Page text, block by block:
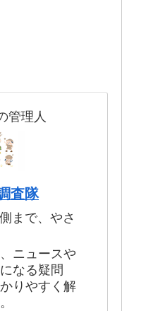
管理人
査隊
まで、やさ
ニュースや
なる疑問
りやすく解